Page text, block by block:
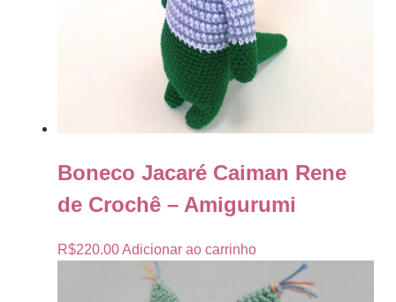
Boneco Jacaré Caiman Rene
de Crochê – Amigurumi
R$220.00Adicionar ao carrinho